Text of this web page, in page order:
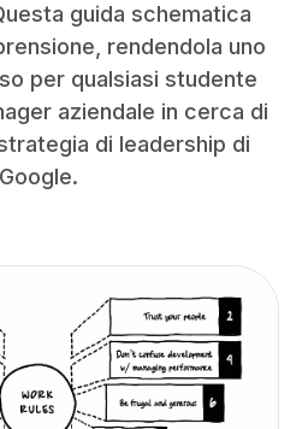
guida schematica
rendendola uno
per qualsiasi studente
aziendale in cerca di
di leadership di
Google.